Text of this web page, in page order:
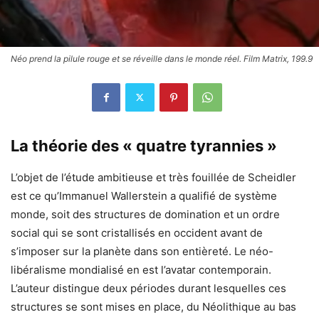
Néo prend la pilule rouge et se réveille dans le monde réel. Film Matrix, 199.9
La théorie des « quatre tyrannies »
L’objet de l’étude ambitieuse et très fouillée de Scheidler
est ce qu’Immanuel Wallerstein a qualifié de système
monde, soit des structures de domination et un ordre
social qui se sont cristallisés en occident avant de
s’imposer sur la planète dans son entièreté. Le néo-
libéralisme mondialisé en est l’avatar contemporain.
L’auteur distingue deux périodes durant lesquelles ces
structures se sont mises en place, du Néolithique au bas